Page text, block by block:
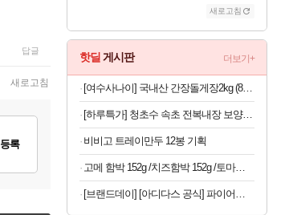
답글
새로고침
등록
새로고침
핫딜 게시판 더보기+
[여수사나이] 국내산 간장돌게장2kg (8~9마리)
[하루특가] 청초수 속초 전복내장 보양 전복죽 (냉동)
비비고 트레이만두 12봉 기획
고메 함박 152g /치즈함박 152g /토마토미트볼 147G X 12봉
[브랜드데이] [아디다스 공식] 파이어버드 트랙 탑 KD3844